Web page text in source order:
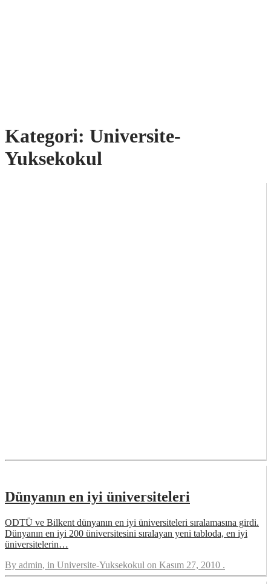
Kategori: Universite-
Yuksekokul
Dünyanın en iyi üniversiteleri
ODTÜ ve Bilkent dünyanın en iyi üniversiteleri sıralamasına girdi.
Dünyanın en iyi 200 üniversitesini sıralayan yeni tabloda, en iyi
üniversitelerin…
By admin, in Universite-Yuksekokul on Kasım 27, 2010 .